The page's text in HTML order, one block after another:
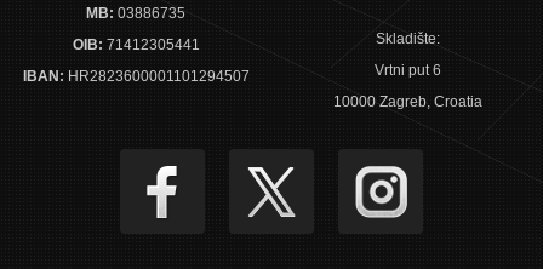
MB: 03886735
OIB: 71412305441
IBAN: HR2823600001101294507
Skladište:
Vrtni put 6
10000 Zagreb, Croatia